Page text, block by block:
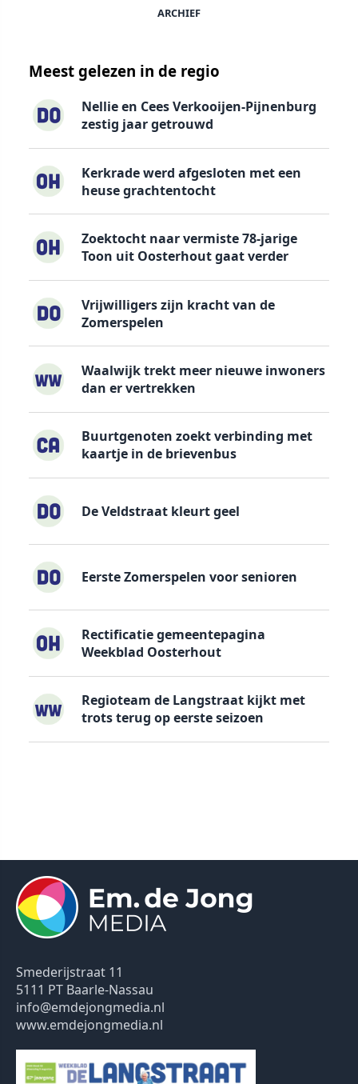
ARCHIEF
Meest gelezen in de regio
Nellie en Cees Verkooijen-Pijnenburg
zestig jaar getrouwd
Kerkrade werd afgesloten met een
heuse grachtentocht
Zoektocht naar vermiste 78-jarige
Toon uit Oosterhout gaat verder
Vrijwilligers zijn kracht van de
Zomerspelen
Waalwijk trekt meer nieuwe inwoners
dan er vertrekken
Buurtgenoten zoekt verbinding met
kaartje in de brievenbus
De Veldstraat kleurt geel
Eerste Zomerspelen voor senioren
Rectificatie gemeentepagina
Weekblad Oosterhout
Regioteam de Langstraat kijkt met
trots terug op eerste seizoen
Smederijstraat 11
5111 PT Baarle-Nassau
info@emdejongmedia.nl
www.emdejongmedia.nl